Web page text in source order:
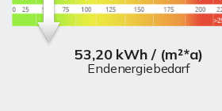
53,20 kWh / (m²*a)
Endenergiebedarf